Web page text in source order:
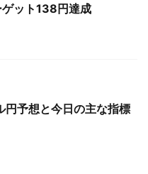
ゲット138円達成
予想と今日の主な指標